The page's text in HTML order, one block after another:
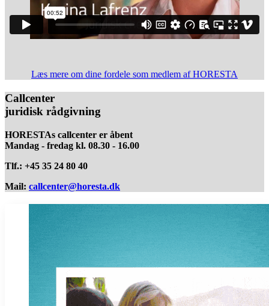
Læs mere om dine fordele som medlem af HORESTA
Callcenter
juridisk rådgivning
HORESTAs callcenter er åbent
Mandag - fredag kl. 08.30 - 16.00
Tlf.: +45 35 24 80 40
Mail: callcenter@horesta.dk